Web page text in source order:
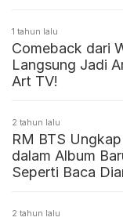
1 tahun lalu
Comeback dari
Langsung Jadi
Art TV!
2 tahun lalu
RM BTS
dalam Album
Seperti Baca
2 tahun lalu